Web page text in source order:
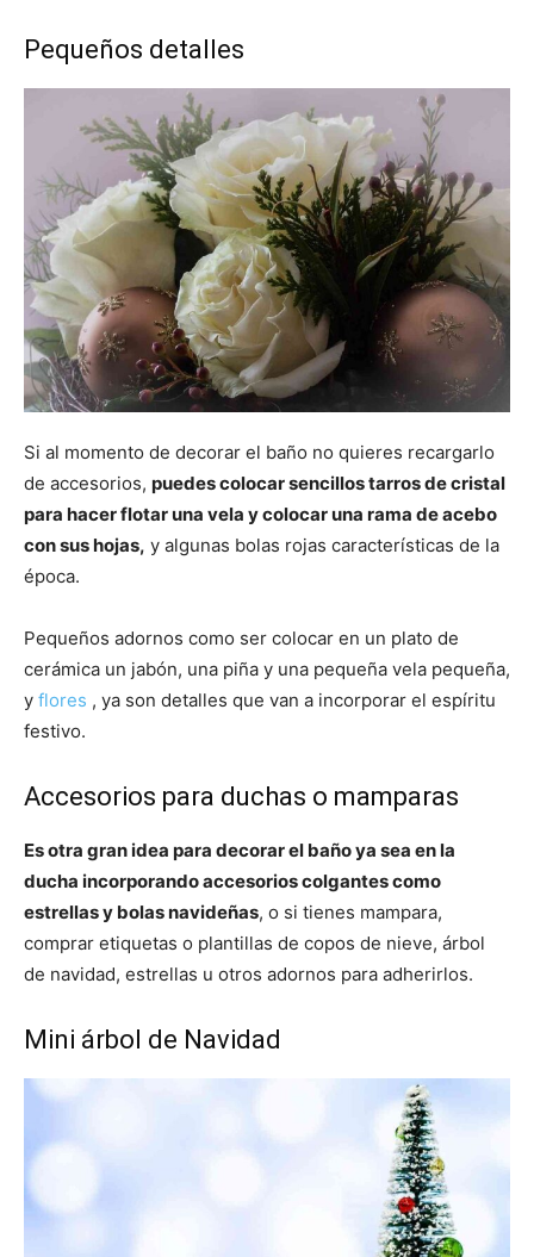
Pequeños detalles
Si al momento de decorar el baño no quieres recargarlo
de accesorios, puedes colocar sencillos tarros de cristal
para hacer flotar una vela y colocar una rama de acebo
con sus hojas, y algunas bolas rojas características de la
época.
Pequeños adornos como ser colocar en un plato de
cerámica un jabón, una piña y una pequeña vela pequeña,
y flores , ya son detalles que van a incorporar el espíritu
festivo.
Accesorios para duchas o mamparas
Es otra gran idea para decorar el baño ya sea en la
ducha incorporando accesorios colgantes como
estrellas y bolas navideñas, o si tienes mampara,
comprar etiquetas o plantillas de copos de nieve, árbol
de navidad, estrellas u otros adornos para adherirlos.
Mini árbol de Navidad